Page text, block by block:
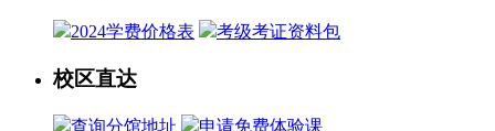
2024学费价格表 考级考证资料包
校区直达
查询分馆地址 申请免费体验课